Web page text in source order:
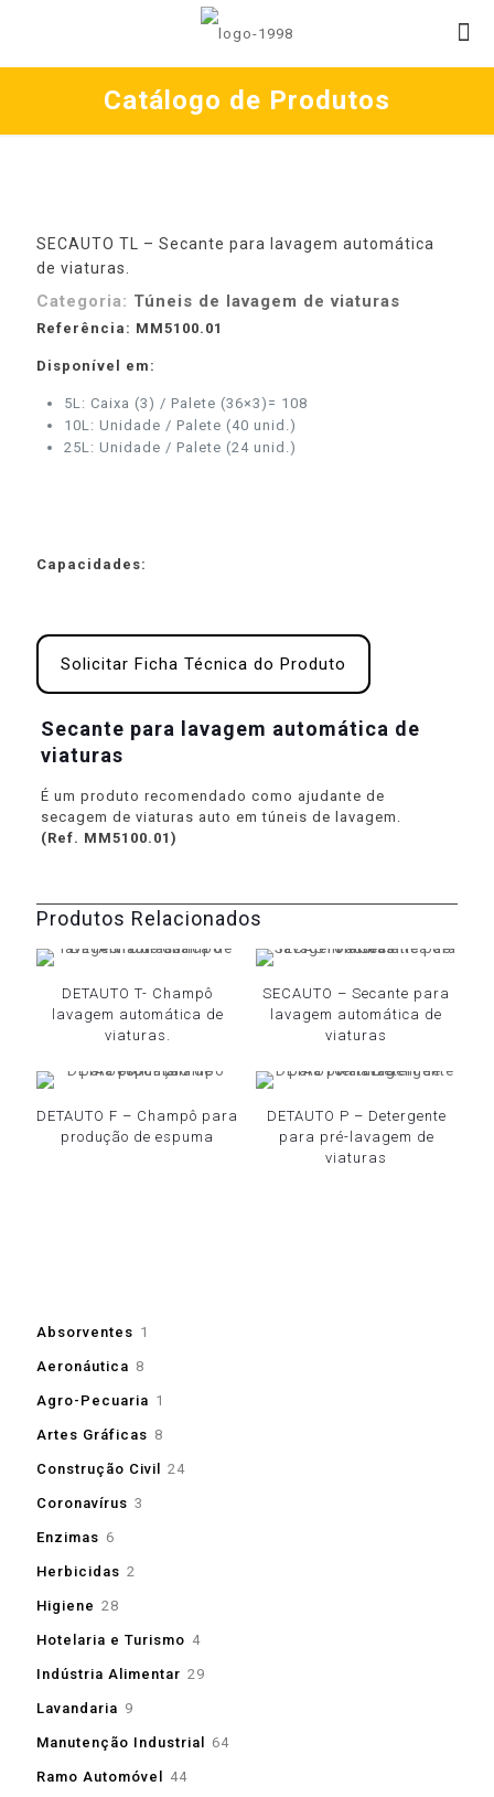
Catálogo de Produtos
SECAUTO TL – Secante para lavagem automática
de viaturas.
Categoria: Túneis de lavagem de viaturas
Referência: MM5100.01
Disponível em:
5L: Caixa (3) / Palete (36×3)= 108
10L: Unidade / Palete (40 unid.)
25L: Unidade / Palete (24 unid.)
Capacidades:
Solicitar Ficha Técnica do Produto
Secante para lavagem automática de
viaturas
É um produto recomendado como ajudante de
secagem de viaturas auto em túneis de lavagem.
(Ref. MM5100.01)
Produtos Relacionados
DETAUTO T- Champô
lavagem automática de
viaturas.
SECAUTO – Secante para
lavagem automática de
viaturas
DETAUTO F – Champô para
produção de espuma
DETAUTO P – Detergente
para pré-lavagem de
viaturas
Absorventes 1
Aeronáutica 8
Agro-Pecuaria 1
Artes Gráficas 8
Construção Civil
2424
Coronavírus 3
Enzimas 6
Herbicidas 2
Higiene 28
Hotelaria e Turismo 44
Indústria Alimentar 29
Lavandaria 9
Manutenção Industrial
6464
Ramo Automóvel
4444